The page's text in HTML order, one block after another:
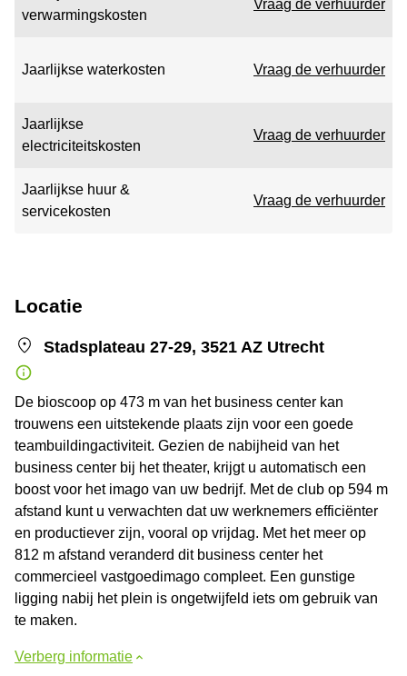
verwarmingskosten
Vraag de verhuurder
Jaarlijkse waterkosten Vraag de verhuurder
Jaarlijkse
electriciteitskosten
Vraag de verhuurder
Jaarlijkse huur &
servicekosten
Vraag de verhuurder
Locatie
Stadsplateau 27-29, 3521 AZ Utrecht
De bioscoop op 473 m van het business center kan
trouwens een uitstekende plaats zijn voor een goede
teambuildingactiviteit. Gezien de nabijheid van het
business center bij het theater, krijgt u automatisch een
boost voor het imago van uw bedrijf. Met de club op 594 m
afstand kunt u verwachten dat uw werknemers efficiënter
en productiever zijn, vooral op vrijdag. Met het meer op
812 m afstand veranderd dit business center het
commercieel vastgoedimago compleet. Een gunstige
ligging nabij het plein is ongetwijfeld iets om gebruik van
te maken.
Verberg informatie